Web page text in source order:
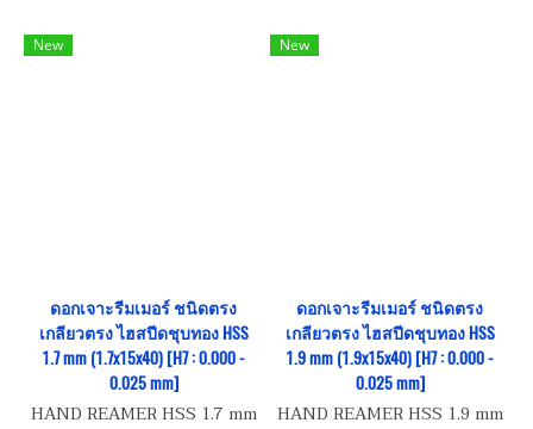
New
ดอกเจาะรีมเมอร์ ชนิดตรง
เกลียวตรง ไฮสปีดชุบทอง HSS
1.7 mm (1.7x15x40) [H7 : 0.000 -
0.025 mm]
HAND REAMER HSS 1.7 mm
New
ดอกเจาะรีมเมอร์ ชนิดตรง
เกลียวตรง ไฮสปีดชุบทอง HSS
1.9 mm (1.9x15x40) [H7 : 0.000 -
0.025 mm]
HAND REAMER HSS 1.9 mm